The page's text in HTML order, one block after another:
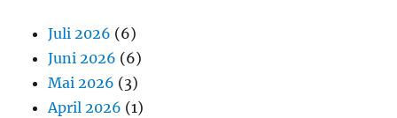
Juli 2026 (6)
Juni 2026 (6)
Mai 2026 (3)
April 2026 (1)